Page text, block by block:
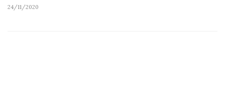
24/11/2020